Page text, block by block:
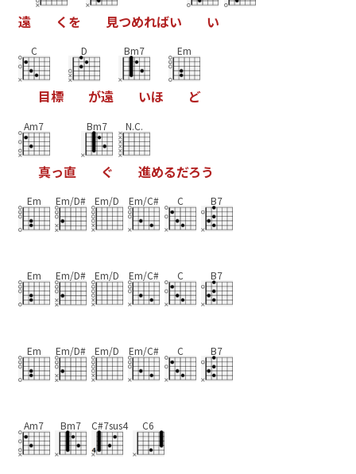
遠 く を 見つめればい い
C
目標
D
が遠
Bm7
いほ
Em
ど
Am7
真っ直
Bm7
ぐ
N.C.
進めるだろう
Em Em/D# Em/D Em/C# C B7
Em Em/D# Em/D Em/C# C B7
Em Em/D# Em/D Em/C# C B7
Am7 Bm7 C#7sus4 C6